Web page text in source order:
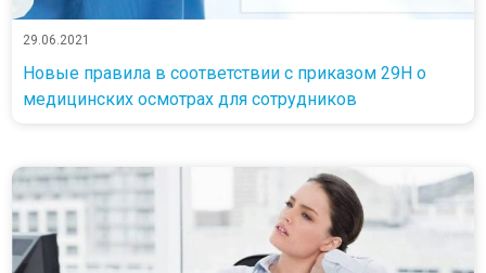
29.06.2021
Новые правила в соответствии с приказом 29Н о
медицинских осмотрах для сотрудников